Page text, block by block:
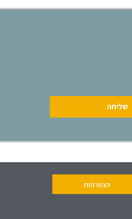
שליחה